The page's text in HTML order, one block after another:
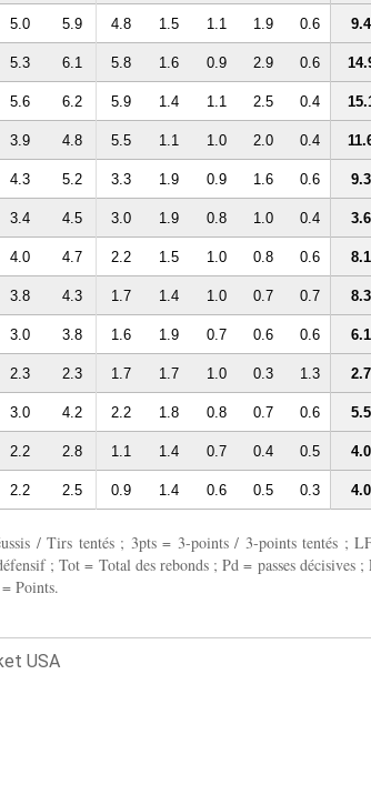
5.0 5.9 4.8 1.5 1.1 1.9 0.6 9.4
5.3 6.1 5.8 1.6 0.9 2.9 0.6
5.6 6.2 5.9 1.4 1.1 2.5 0.4
3.9 4.8 5.5 1.1 1.0 2.0 0.4
4.3 5.2 3.3 1.9 0.9 1.6 0.6 9.3
3.4 4.5 3.0 1.9 0.8 1.0 0.4 3.6
4.0 4.7 2.2 1.5 1.0 0.8 0.6 8.1
3.8 4.3 1.7 1.4 1.0 0.7 0.7 8.3
3.0 3.8 1.6 1.9 0.7 0.6 0.6 6.1
2.3 2.3 1.7 1.7 1.0 0.3 1.3 2.7
3.0 4.2 2.2 1.8 0.8 0.7 0.6 5.5
2.2 2.8 1.1 1.4 0.7 0.4 0.5 4.0
2.2 2.5 0.9 1.4 0.6 0.5 0.3 4.0
/ Tirs tentés ; 3pts = 3-points / 3-points tentés ;
; Tot = Total des rebonds ; Pd = passes décisives ;
Points.
USA